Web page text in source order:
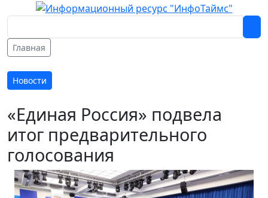
Главная
Новости
«Единая Россия» подвела
итог предварительного
голосования